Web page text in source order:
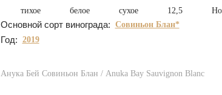
тихое белое сухое 12,5
Основной сорт винограда: Совиньон Блан*
Год: 2019
Анука Бей Совиньон Блан / Anuka Bay Sauvignon Blanc